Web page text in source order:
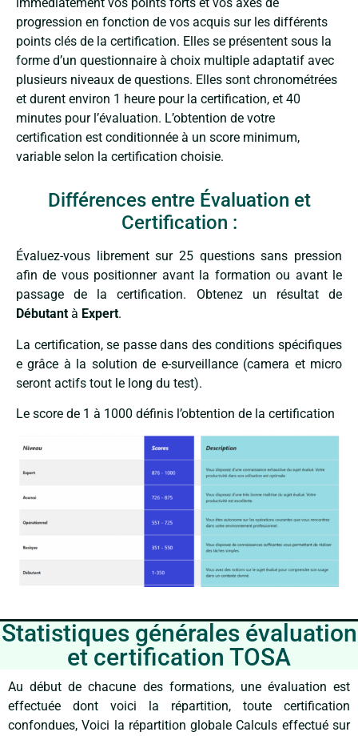
progression en fonction de vos acquis sur les différents
points clés de la certification. Elles se présentent sous la
forme d’un questionnaire à choix multiple adaptatif avec
plusieurs niveaux de questions. Elles sont chronométrées
et durent environ 1 heure pour la certification, et 40
minutes pour l’évaluation. L’obtention de votre
certification est conditionnée à un score minimum,
variable selon la certification choisie.
Différences entre Évaluation et
Certification :
Évaluez-vous librement sur 25 questions sans pression
afin de vous positionner avant la formation ou avant le
passage de la certification. Obtenez un résultat de
Débutant à Expert.
La certification, se passe dans des conditions spécifiques
e grâce à la solution de e-surveillance (camera et micro
seront actifs tout le long du test).
Le score de 1 à 1000 définis l’obtention de la certification
Statistiques générales évaluation
et certification TOSA
Au début de chacune des formations, une évaluation est
effectuée dont voici la répartition, toute certification
confondues, Voici la répartition globale Calculs effectué sur